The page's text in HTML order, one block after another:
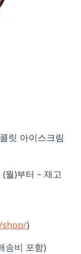
릿 아이스크림
월)부터 – 재고
shop/)
송비 포함)